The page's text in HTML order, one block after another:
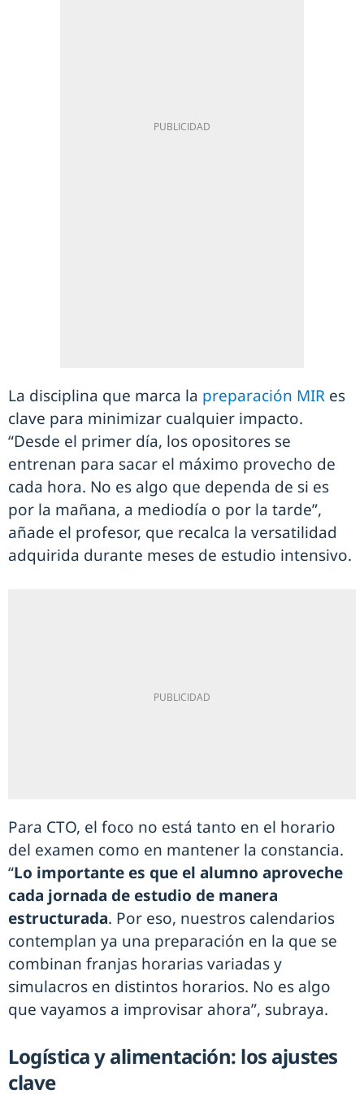
La disciplina que marca la preparación MIR es
clave para minimizar cualquier impacto.
“Desde el primer día, los opositores se
entrenan para sacar el máximo provecho de
cada hora. No es algo que dependa de si es
por la mañana, a mediodía o por la tarde”,
añade el profesor, que recalca la versatilidad
adquirida durante meses de estudio intensivo.
Para CTO, el foco no está tanto en el horario
del examen como en mantener la constancia.
“Lo importante es que el alumno aproveche
cada jornada de estudio de manera
estructurada. Por eso, nuestros calendarios
contemplan ya una preparación en la que se
combinan franjas horarias variadas y
simulacros en distintos horarios. No es algo
que vayamos a improvisar ahora”, subraya.
Logística y alimentación: los ajustes
clave